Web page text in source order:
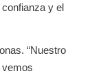
y el
“Nuestro
vemos